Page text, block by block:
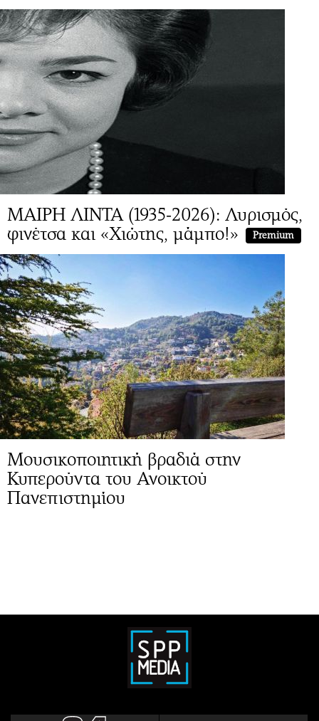
ΜΑΙΡΗ ΛΙΝΤΑ (1935-2026): Λυρισμός,
φινέτσα και «Χιώτης, μάμπο!»
Premium
Μουσικοποιητική βραδιά στην
Κυπερούντα του Ανοικτού
Πανεπιστημίου